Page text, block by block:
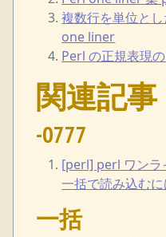
複数行を単位と
one liner
Perl の正規表現
関連記事
-0777
[perl] perl ワンラ
一括で読み込む
一括